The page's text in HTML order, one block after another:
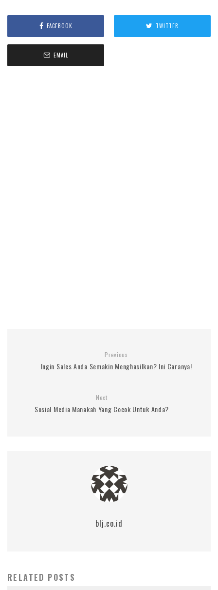
FACEBOOK TWITTER
EMAIL
Previous
Ingin Sales Anda Semakin Menghasilkan? Ini Caranya!
Next
Sosial Media Manakah Yang Cocok Untuk Anda?
blj.co.id
RELATED POSTS